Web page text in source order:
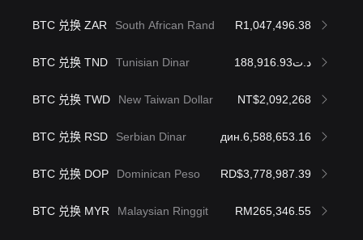
BTC 兑换 ZAR South African Rand R1,047,496.38
BTC 兑换 TND Tunisian Dinar د.ت188,916.93
BTC 兑换 TWD New Taiwan Dollar NT$2,092,268
BTC 兑换 RSD Serbian Dinar дин.6,588,653.16
BTC 兑换 DOP Dominican Peso RD$3,778,987.39
BTC 兑换 MYR Malaysian Ringgit RM265,346.55